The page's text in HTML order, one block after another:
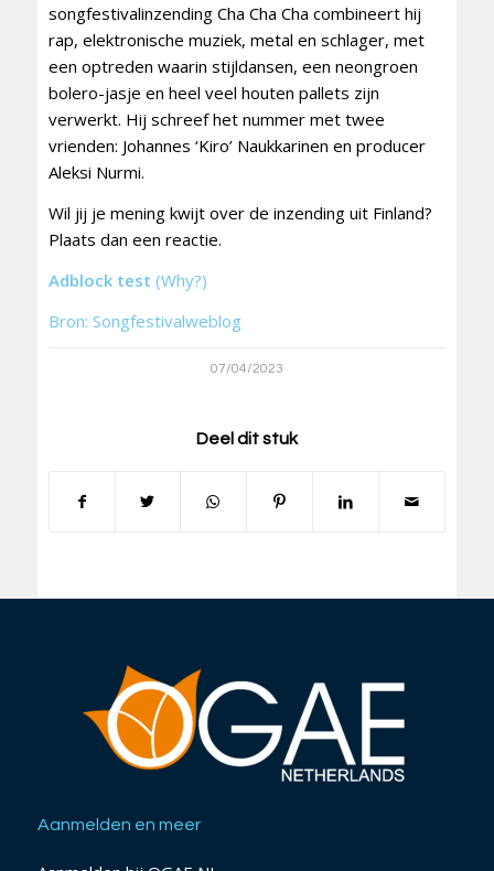
songfestivalinzending Cha Cha Cha combineert hij
rap, elektronische muziek, metal en schlager, met
een optreden waarin stijldansen, een neongroen
bolero-jasje en heel veel houten pallets zijn
verwerkt. Hij schreef het nummer met twee
vrienden: Johannes ‘Kiro’ Naukkarinen en producer
Aleksi Nurmi.
Wil jij je mening kwijt over de inzending uit Finland?
Plaats dan een reactie.
Adblock test (Why?)
Bron: Songfestivalweblog
07/04/2023
Deel dit stuk
Aanmelden en meer